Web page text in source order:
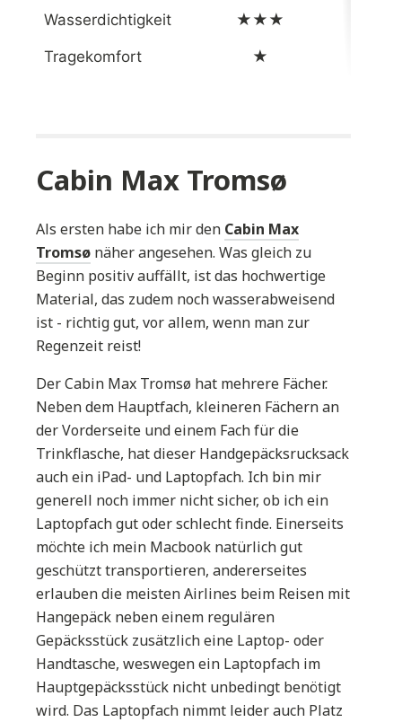
Wasserdichtigkeit ★★★
Tragekomfort ★
Cabin Max Tromsø
Als ersten habe ich mir den Cabin Max
Tromsø näher angesehen. Was gleich zu
Beginn positiv auffällt, ist das hochwertige
Material, das zudem noch wasserabweisend
ist - richtig gut, vor allem, wenn man zur
Regenzeit reist!
Der Cabin Max Tromsø hat mehrere Fächer.
Neben dem Hauptfach, kleineren Fächern an
der Vorderseite und einem Fach für die
Trinkflasche, hat dieser Handgepäcksrucksack
auch ein iPad- und Laptopfach. Ich bin mir
generell noch immer nicht sicher, ob ich ein
Laptopfach gut oder schlecht finde. Einerseits
möchte ich mein Macbook natürlich gut
geschützt transportieren, andererseites
erlauben die meisten Airlines beim Reisen mit
Hangepäck neben einem regulären
Gepäcksstück zusätzlich eine Laptop- oder
Handtasche, weswegen ein Laptopfach im
Hauptgepäcksstück nicht unbedingt benötigt
wird. Das Laptopfach nimmt leider auch Platz